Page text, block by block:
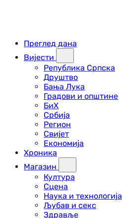
Преглед дана
Вијести
Република Српска
Друштво
Бања Лука
Градови и општине
БиХ
Србија
Регион
Свијет
Економија
Хроника
Магазин
Култура
Сцена
Наука и технологија
Љубав и секс
Здравље